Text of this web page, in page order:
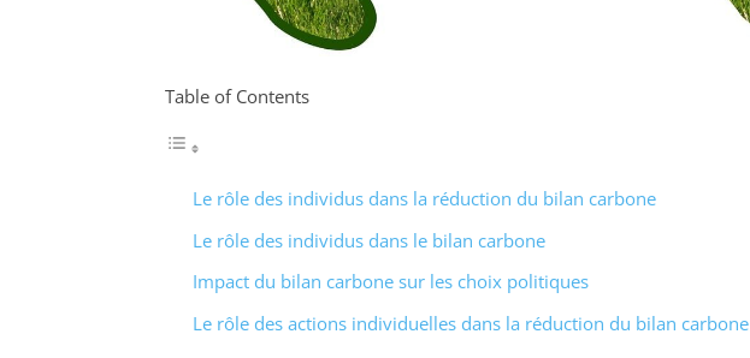
Table of Contents
Le rôle des individus dans la réduction du bilan carbone
Le rôle des individus dans le bilan carbone
Impact du bilan carbone sur les choix politiques
Le rôle des actions individuelles dans la réduction du bilan carbone